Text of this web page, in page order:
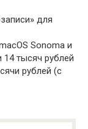
для
Sonoma и
тысяч рублей
рублей (с